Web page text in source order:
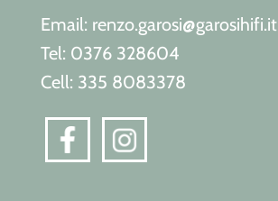
Email: renzo.garosi@garosihifi.it
Tel: 0376 328604
Cell: 335 8083378